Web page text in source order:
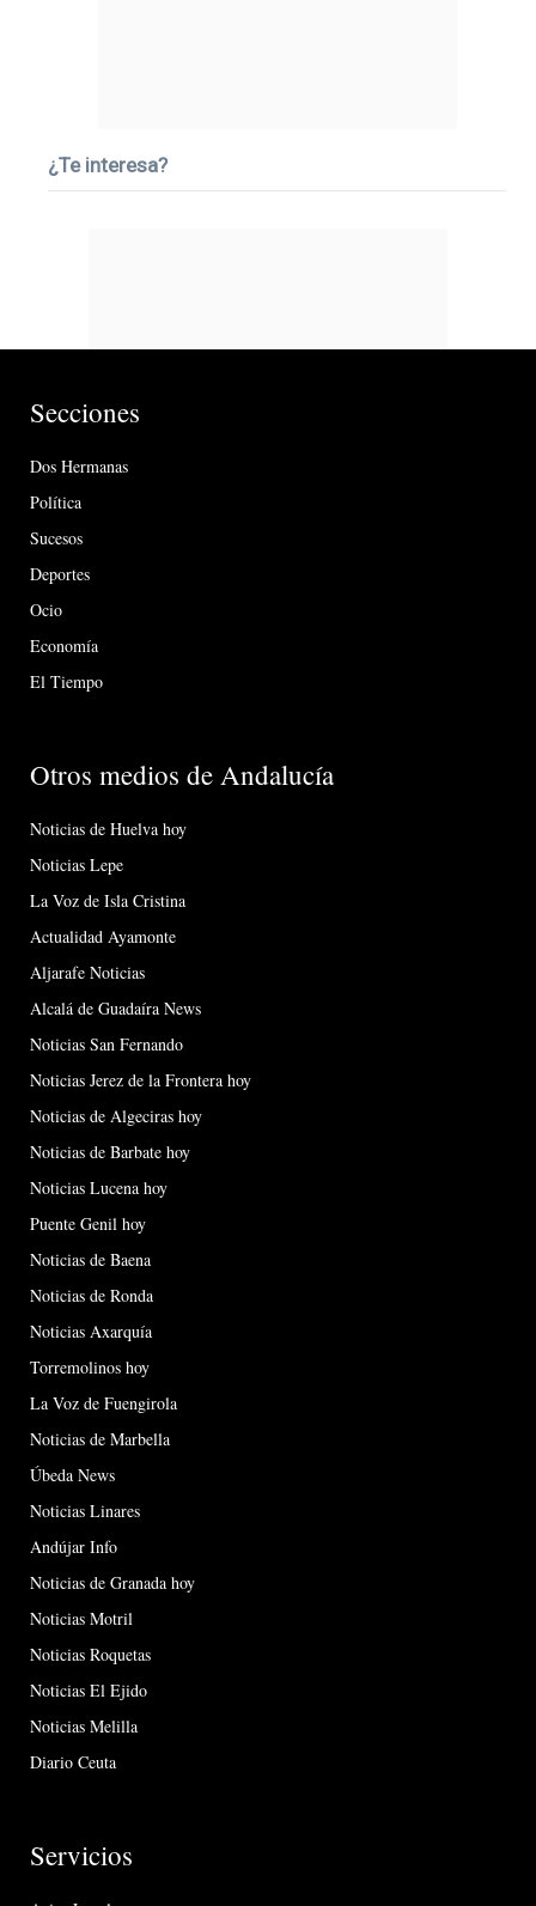
¿Te interesa?
Secciones
Dos Hermanas
Política
Sucesos
Deportes
Ocio
Economía
El Tiempo
Otros medios de Andalucía
Noticias de Huelva hoy
Noticias Lepe
La Voz de Isla Cristina
Actualidad Ayamonte
Aljarafe Noticias
Alcalá de Guadaíra News
Noticias San Fernando
Noticias Jerez de la Frontera hoy
Noticias de Algeciras hoy
Noticias de Barbate hoy
Noticias Lucena hoy
Puente Genil hoy
Noticias de Baena
Noticias de Ronda
Noticias Axarquía
Torremolinos hoy
La Voz de Fuengirola
Noticias de Marbella
Úbeda News
Noticias Linares
Andújar Info
Noticias de Granada hoy
Noticias Motril
Noticias Roquetas
Noticias El Ejido
Noticias Melilla
Diario Ceuta
Servicios